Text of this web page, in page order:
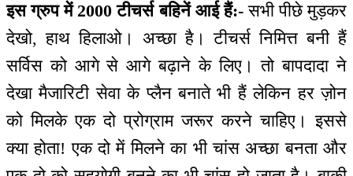
इस ग्रुप में 2000 टीचर्स बहिनें आई हैं:-सभी पीछे मुड़कर
देखो, हाथ हिलाओ। अच्छा है। टीचर्स निमित्त बनी हैं
सर्विस को आगे से आगे बढ़ाने के लिए। तो बापदादा ने
देखा मैजारिटी सेवा के प्लैन बनाते भी हैं लेकिन हर ज़ोन
को मिलके एक दो प्रोग्राम जरूर करने चाहिए। इससे
क्या होता! एक दो में मिलने का भी चांस अच्छा बनता और